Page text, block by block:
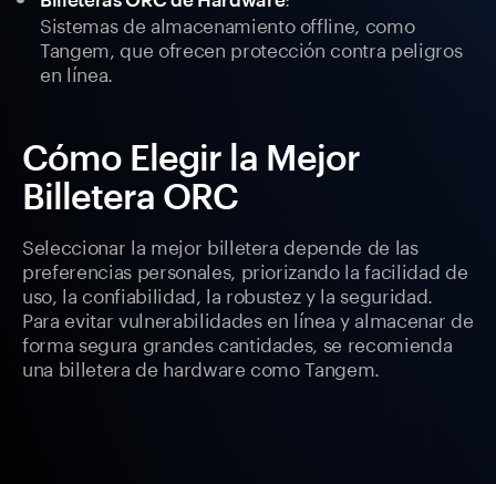
Sistemas de almacenamiento offline, como
Tangem, que ofrecen protección contra peligros
en línea.
Cómo Elegir la Mejor
Billetera ORC
Seleccionar la mejor billetera depende de las
preferencias personales, priorizando la facilidad de
uso, la confiabilidad, la robustez y la seguridad.
Para evitar vulnerabilidades en línea y almacenar de
forma segura grandes cantidades, se recomienda
una billetera de hardware como Tangem.